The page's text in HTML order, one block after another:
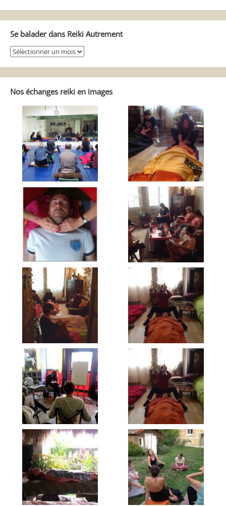
Se balader dans Reiki Autrement
Se
balader
dans
Reiki
Autrement
Nos échanges reiki en images